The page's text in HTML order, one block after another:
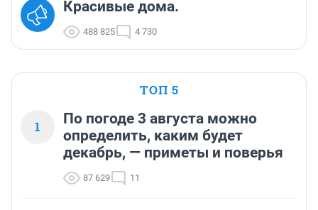
Красивые дома.
488 825 4 730
ТОП 5
1
По погоде 3 августа можно
определить, каким будет
декабрь, — приметы и поверья
87 629 11